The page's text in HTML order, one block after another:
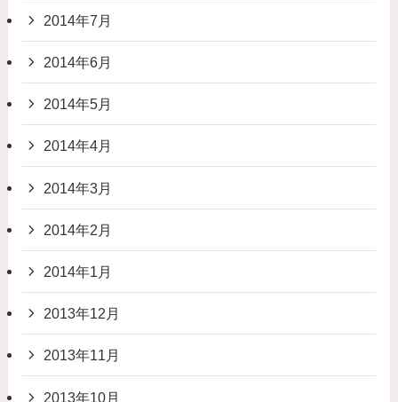
2014年7月
2014年6月
2014年5月
2014年4月
2014年3月
2014年2月
2014年1月
2013年12月
2013年11月
2013年10月